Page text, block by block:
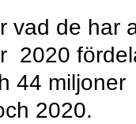
vad de har
2020
44 miljoner
2020.